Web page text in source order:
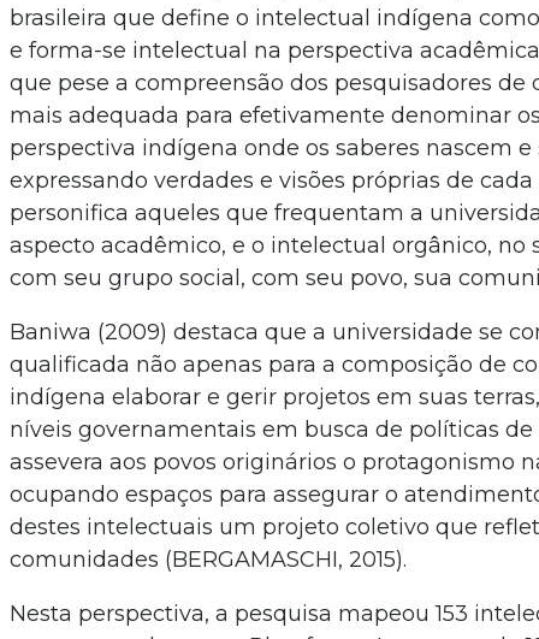
brasileira que define o intelectual indígena
e forma-se intelectual na perspectiva
que pese a compreensão dos pesquisadores
mais adequada para efetivamente denominar
perspectiva indígena onde os saberes nascem
expressando verdades e visões próprias de
personifica aqueles que frequentam a
aspecto acadêmico, e o intelectual orgânico,
com seu grupo social, com seu povo, sua
Baniwa (2009) destaca que a universidade se
qualificada não apenas para a composição de
indígena elaborar e gerir projetos em suas
níveis governamentais em busca de políticas
assevera aos povos originários o protagonismo
ocupando espaços para assegurar o
destes intelectuais um projeto coletivo que
comunidades (BERGAMASCHI, 2015).
Nesta perspectiva, a pesquisa mapeou 153